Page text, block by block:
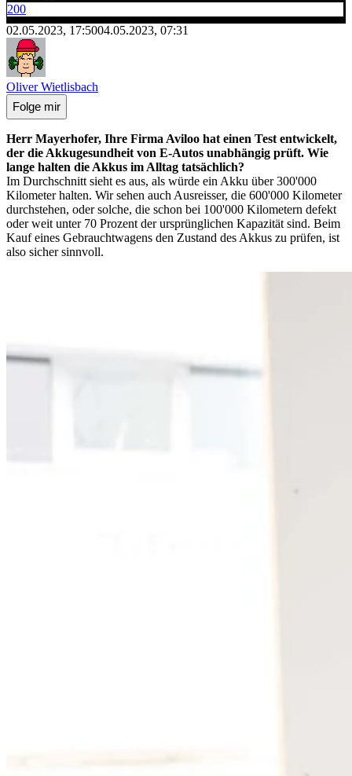
200
02.05.2023, 17:5004.05.2023, 07:31
Oliver Wietlisbach
Folge mir
Herr Mayerhofer, Ihre Firma Aviloo hat einen Test entwickelt,
der die Akkugesundheit von E-Autos unabhängig prüft. Wie
lange halten die Akkus im Alltag tatsächlich?
Im Durchschnitt sieht es aus, als würde ein Akku über 300'000
Kilometer halten. Wir sehen auch Ausreisser, die 600'000 Kilometer
durchstehen, oder solche, die schon bei 100'000 Kilometern defekt
oder weit unter 70 Prozent der ursprünglichen Kapazität sind. Beim
Kauf eines Gebrauchtwagens den Zustand des Akkus zu prüfen, ist
also sicher sinnvoll.